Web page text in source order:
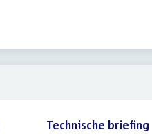
Technische briefing